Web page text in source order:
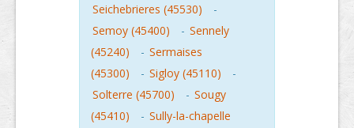
Seichebrieres (45530)
-
Semoy (45400)
- Sennely
(45240)
- Sermaises
(45300)
- Sigloy (45110)
-
Solterre (45700)
- Sougy
(45410)
- Sully-la-chapelle